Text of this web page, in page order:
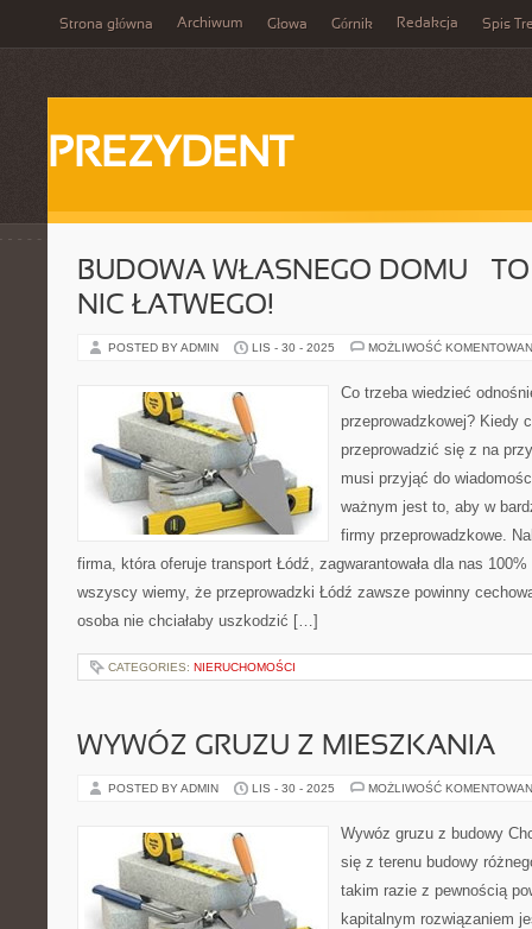
Strona główna Archiwum Głowa Górnik Redakcja Spis
PREZYDENT
BUDOWA WŁASNEGO DOMU –
NIC ŁATWEGO!
POSTED BY ADMIN LIS - 30 - 2025 MOŻLIWOŚĆ
Co trzeba wiedzieć
przeprowadzkowej? Kiedy
przeprowadzić się z na
musi przyjąć do
ważnym jest to, aby w
firmy przeprowadzkowe.
firma, która oferuje transport Łódź, zagwarantowała dla nas
wszyscy wiemy, że przeprowadzki Łódź zawsze powinny
osoba nie chciałaby uszkodzić […]
CATEGORIES: NIERUCHOMOŚCI
WYWÓZ GRUZU Z MIESZKANIA
POSTED BY ADMIN LIS - 30 - 2025 MOŻLIWOŚĆ
Wywóz gruzu z budowy
się z terenu budowy
takim razie z pewnością
kapitalnym rozwiązaniem